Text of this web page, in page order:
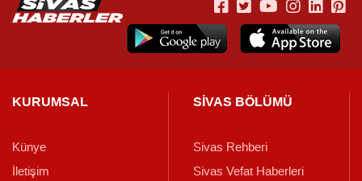
KURUMSAL
Künye
İletişim
SİVAS BÖLÜMÜ
Sivas Rehberi
Sivas Vefat Haberleri